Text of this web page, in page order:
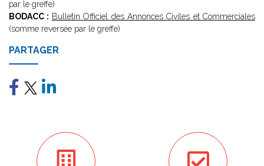
par le greffe)
BODACC : Bulletin Officiel des Annonces Civiles et Commerciales
(somme reversée par le greffe)
PARTAGER